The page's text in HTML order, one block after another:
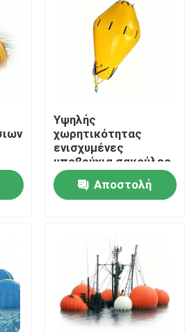
Υψηλής
χωρητικότητας
ενισχυμένες
υποβρύχια σακούλες
διάσωσης με
επιφάνεια 1-100
τόνων και
αεροσακούλες
διάσωσης για πλοία
Αποστολή